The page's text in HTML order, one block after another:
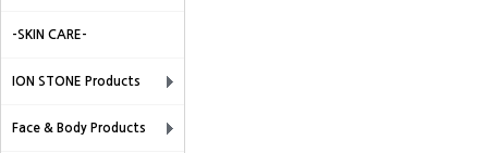
-SKIN CARE-
ION STONE Products
Face & Body Products